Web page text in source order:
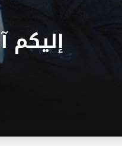
إليكم